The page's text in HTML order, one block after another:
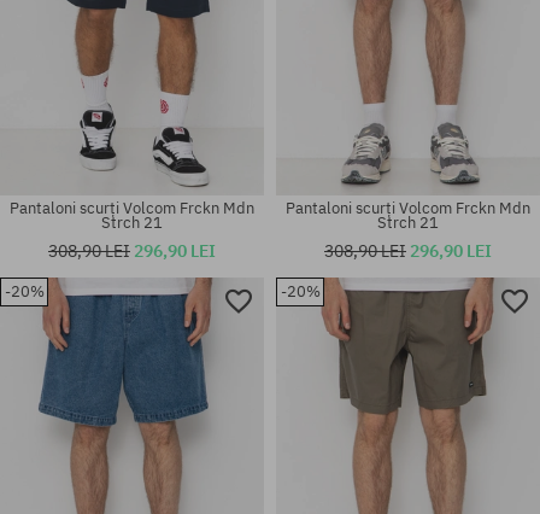
Mărimi existente:
31; 34
Mărimi existente:
33; 34; 38
Pantaloni scurți Volcom Frckn Mdn
Strch 21
308,90 LEI 296,90 LEI
Pantaloni scurți Volcom Frckn Mdn
Strch 21
308,90 LEI 296,90 LEI
-20% -20%